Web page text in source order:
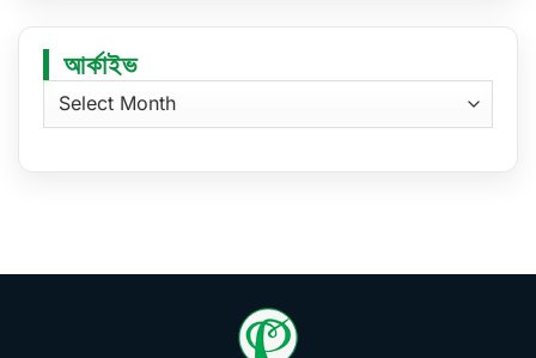
আর্কাইভ